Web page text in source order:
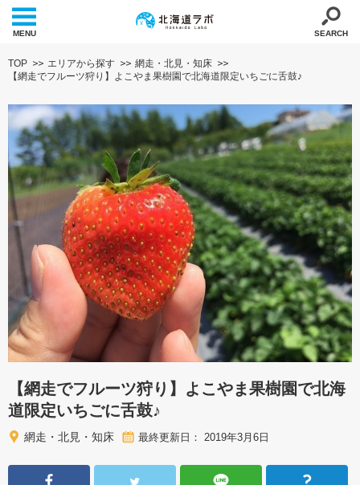
MENU SEARCH
TOP エリアから探す
網走・北見・知床
【網走でフルーツ狩り】よこやま果樹園で北海道限定いちごに舌鼓♪
【網走でフルーツ狩り】よこやま果樹園で北海
道限定いちごに舌鼓♪
網走・北見・知床 最終更新日： 2019年3月6日